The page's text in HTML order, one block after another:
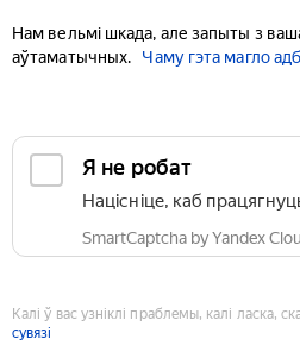
Нам вельмі шкада, але запыты з
аўтаматычных.
Чаму гэта магло
Я не робат
Націсніце, каб
SmartCaptcha by Yandex
Калі ў вас узніклі праблемы, калі ласка,
сувязі